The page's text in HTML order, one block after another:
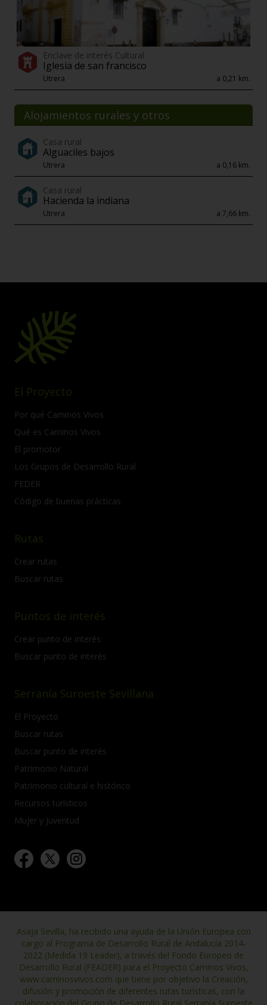
Enclave de interés Cultural
Iglesia de san francisco
Utrera a 0,21 km.
Alojamientos rurales y otros
Casa rural
Alguaciles bajos
Utrera a 0,16 km.
Casa rural
Hacienda la indiana
Utrera a 7,66 km.
El Proyecto
Por qué Caminos Vivos
Qué es Caminos Vivos
El promotor
Los Grupos de Desarrollo Rural
FEDER
Código de buenas prácticas
Rutas
Crear rutas
Buscar rutas
Puntos de interés
Crear punto de interés
Buscar punto de interés
Serranía Suroeste Sevillana
El Proyecto
Buscar rutas
Buscar punto de interés
Patrimonio Natural
Patrimonio cultural e histórico
Recursos turísticos
Mujer y Juventud
Asaja Sevilla, ha recibido una ayuda de la Unión Europea con
cargo al Programa de Desarrollo Rural de Andalucía 2014-
2022 (Medida 19 Leader), a través del Fondo Europeo de
Desarrollo Rural (FEADER) para el Proyecto Caminos Vivos,
www.caminosvivos.com que tiene por objetivo la Creación,
difusión y promoción de diferentes rutas turísticas, con la